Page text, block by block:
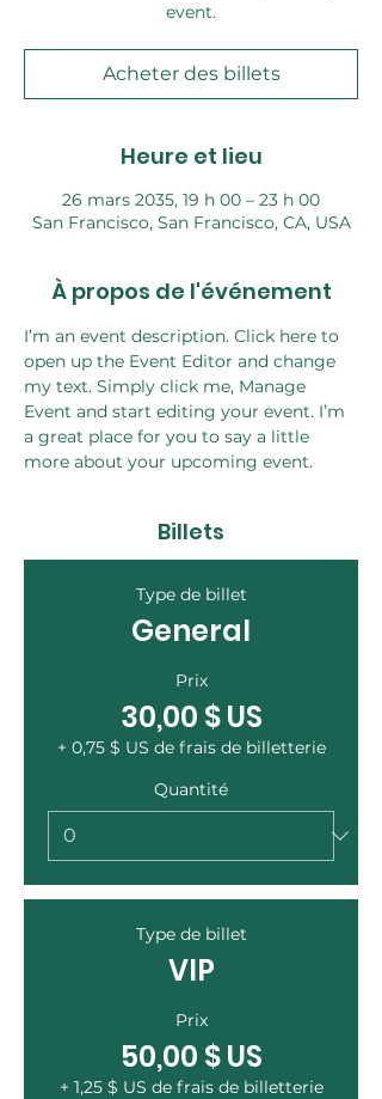
event.
Acheter des billets
Heure et lieu
26 mars 2035, 19 h 00 – 23 h 00
San Francisco, San Francisco, CA, USA
À propos de l'événement
I’m an event description. Click here to
open up the Event Editor and change
my text. Simply click me, Manage
Event and start editing your event. I’m
a great place for you to say a little
more about your upcoming event.
Billets
Type de billet
General
Prix
30,00 $ US
+ 0,75 $ US de frais de billetterie
Quantité
Type de billet
VIP
Prix
50,00 $ US
+ 1,25 $ US de frais de billetterie